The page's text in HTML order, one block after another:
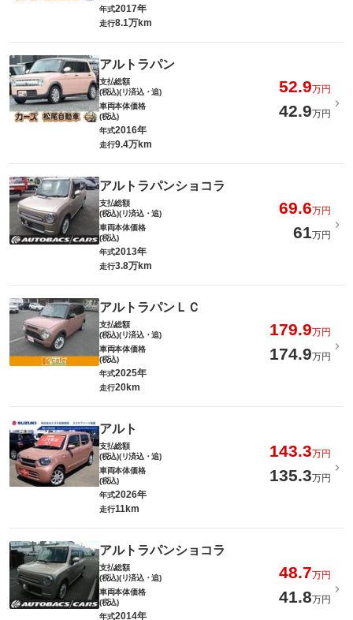
年式2017年
走行8.1万km
アルトラパン
支払総額
(税込)(リ済込・追)
52.9万円
車両本体価格
(税込)
42.9万円
年式2016年
走行9.4万km
アルトラパンショコラ
支払総額
(税込)(リ済込・追)
69.6万円
車両本体価格
(税込)
61万円
年式2013年
走行3.8万km
アルトラパンＬＣ
支払総額
(税込)(リ済込・追)
179.9万円
車両本体価格
(税込)
174.9万円
年式2025年
走行20km
アルト
支払総額
(税込)(リ済込・追)
143.3万円
車両本体価格
(税込)
135.3万円
年式2026年
走行11km
アルトラパンショコラ
支払総額
(税込)(リ済込・追)
48.7万円
車両本体価格
(税込)
41.8万円
年式2014年